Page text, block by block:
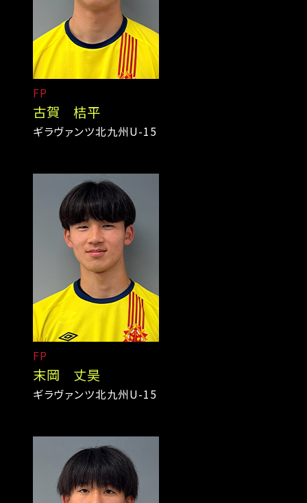
FP
古賀 桔平
ギラヴァンツ北九州U-15
FP
末岡 丈昊
ギラヴァンツ北九州U-15